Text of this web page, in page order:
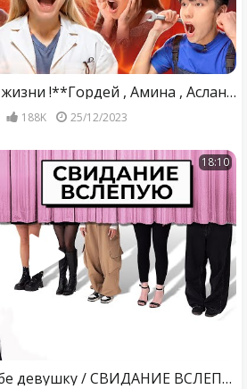
БУНКЕР в реальной жизни !**Гордей , Амина , Аслан , Егорик , Чана**
188K 25/12/2023
18:10
АСЛАН выбирает себе девушку / СВИДАНИЕ ВСЛЕПУЮ feat Влад Левский, Ави, Макс Немцев